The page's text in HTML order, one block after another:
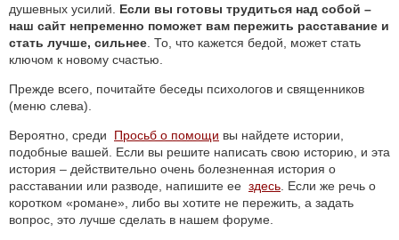
душевных усилий. Если вы готовы трудиться над собой –
наш сайт непременно поможет вам пережить расставание и
стать лучше, сильнее . То, что кажется бедой, может стать
ключом к новому счастью.
Прежде всего, почитайте беседы психологов и священников
(меню слева).
Вероятно, среди Просьб о помощи вы найдете истории,
подобные вашей. Если вы решите написать свою историю, и эта
история – действительно очень болезненная история о
расставании или разводе, напишите ее здесь . Если же речь о
коротком «романе», либо вы хотите не пережить, а задать
вопрос, это лучше сделать в нашем форуме.